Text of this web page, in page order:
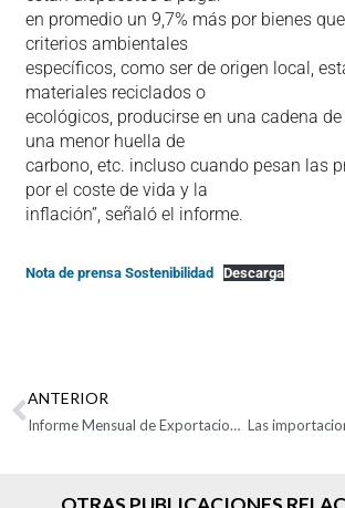
en promedio un 9,7% más por bienes
criterios ambientales
específicos, como ser de origen local,
materiales reciclados o
ecológicos, producirse en una cadena
una menor huella de
carbono, etc. incluso cuando pesan las
por el coste de vida y la
inflación”, señaló el informe.
Nota de prensa Sostenibilidad Descarga
ANTERIOR
Informe Mensual de Exportaciones Colombianas – Agosto 2024